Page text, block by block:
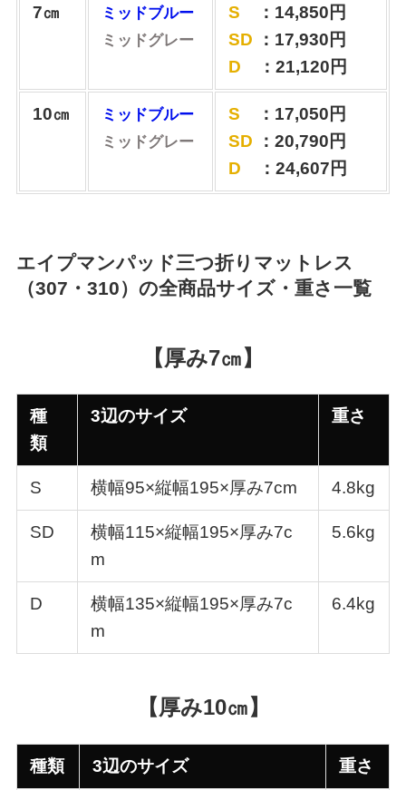
7㎝
ミッドブルー
ミッドグレー
S ：14,850円
SD
：17,930円
D
：21,120円
10㎝
ミッドブルー
ミッドグレー
S
：17,050円
SD
：20,790円
D ：24,607円
エイプマンパッド三つ折りマットレス
（307・310）の全商品サイズ・重さ一覧
【厚み7㎝】
種
類
3辺のサイズ 重さ
S 横幅95×縦幅195×厚み7cm 4.8kg
SD
横幅115×縦幅195×厚み7c
m
5.6kg
D
横幅135×縦幅195×厚み7c
m
6.4kg
【厚み10㎝】
種類 3辺のサイズ 重さ